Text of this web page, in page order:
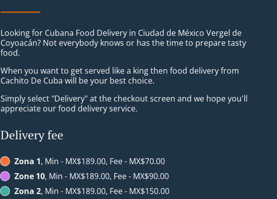
Looking for Cubana Food Delivery in Ciudad de México Vergel de
Coyoacán? Not everybody knows or has the time to prepare tasty
food.
When you want to get served like a king then food delivery from
Cachito De Cuba will be your best choice.
Simply select "Delivery" at the checkout screen and we hope you'll
appreciate our food delivery service.
Delivery fee
Zona 1, Min - MX$189.00, Fee - MX$70.00
Zone 10, Min - MX$189.00, Fee - MX$90.00
Zona 2, Min - MX$189.00, Fee - MX$150.00